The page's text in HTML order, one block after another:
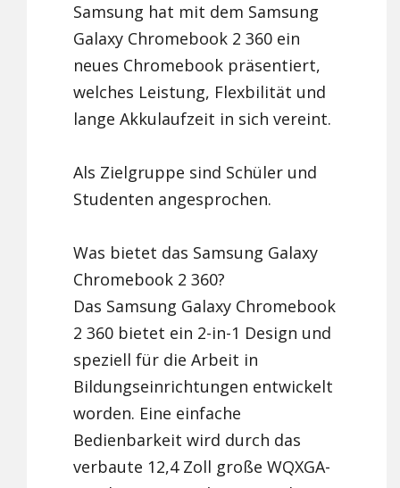
Samsung hat mit dem Samsung
Galaxy Chromebook 2 360 ein
neues Chromebook präsentiert,
welches Leistung, Flexbilität und
lange Akkulaufzeit in sich vereint.
Als Zielgruppe sind Schüler und
Studenten angesprochen.
Was bietet das Samsung Galaxy
Chromebook 2 360?
Das Samsung Galaxy Chromebook
2 360 bietet ein 2-in-1 Design und
speziell für die Arbeit in
Bildungseinrichtungen entwickelt
worden. Eine einfache
Bedienbarkeit wird durch das
verbaute 12,4 Zoll große WQXGA-